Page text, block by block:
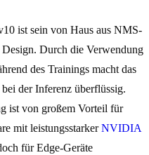
ist sein von Haus aus NMS-
Durch die Verwendung
des Trainings macht das
der Inferenz überflüssig.
ist von großem Vorteil für
mit leistungsstarkerNVIDIA
für Edge-Geräte